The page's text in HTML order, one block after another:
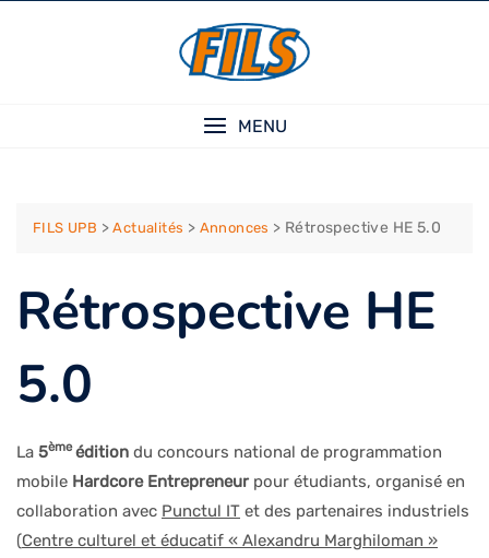
MENU
FILS UPB >Actualités > Annonces > Rétrospective HE 5.0
Rétrospective HE
5.0
La 5èmeédition du concours national de programmation
mobile Hardcore Entrepreneurpour étudiants, organisé en
collaboration avec Punctul IT et des partenaires industriels
(Centre culturel et éducatif « Alexandru Marghiloman »